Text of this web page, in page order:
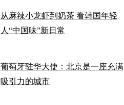
从麻辣小龙虾到奶茶 看韩国年轻
人“中国味”新日常
葡萄牙驻华大使：北京是一座充满
吸引力的城市